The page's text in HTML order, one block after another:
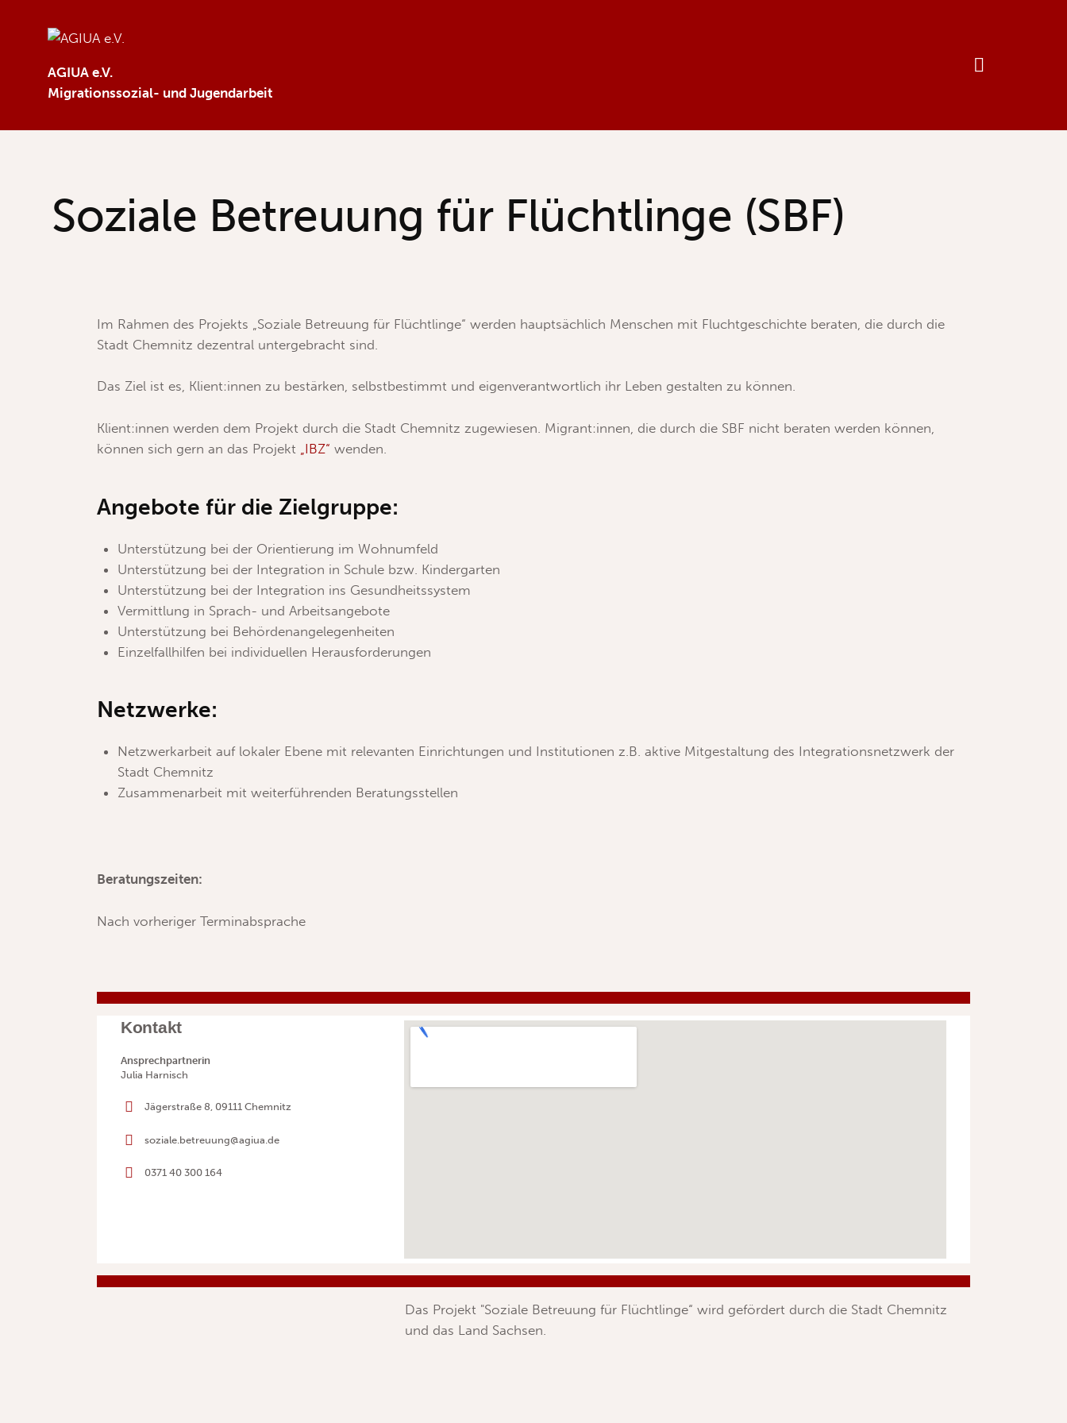
AGIUA e.V.
Migrationssozial- und Jugendarbeit
Soziale Betreuung für Flüchtlinge (SBF)
Im Rahmen des Projekts „Soziale Betreuung für Flüchtlinge“ werden hauptsächlich Menschen mit Fluchtgeschichte beraten, die durch die
Stadt Chemnitz dezentral untergebracht sind.
Das Ziel ist es, Klient:innen zu bestärken, selbstbestimmt und eigenverantwortlich ihr Leben gestalten zu können.
Klient:innen werden dem Projekt durch die Stadt Chemnitz zugewiesen. Migrant:innen, die durch die SBF nicht beraten werden können,
können sich gern an das Projekt „IBZ“ wenden.
Angebote für die Zielgruppe:
Unterstützung bei der Orientierung im Wohnumfeld
Unterstützung bei der Integration in Schule bzw. Kindergarten
Unterstützung bei der Integration ins Gesundheitssystem
Vermittlung in Sprach- und Arbeitsangebote
Unterstützung bei Behördenangelegenheiten
Einzelfallhilfen bei individuellen Herausforderungen
Netzwerke:
Netzwerkarbeit auf lokaler Ebene mit relevanten Einrichtungen und Institutionen z.B. aktive Mitgestaltung des Integrationsnetzwerk der
Stadt Chemnitz
Zusammenarbeit mit weiterführenden Beratungsstellen
Beratungszeiten:
Nach vorheriger Terminabsprache
Kontakt
Ansprechpartnerin
Julia Harnisch
Jägerstraße 8, 09111 Chemnitz
soziale.betreuung@agiua.de
0371 40 300 164
Das Projekt "Soziale Betreuung für Flüchtlinge“ wird gefördert durch die Stadt Chemnitz
und das Land Sachsen.